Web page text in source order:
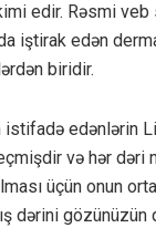
edir. Rəsmi
iştirak edən
biridir.
istifadə edənlərin
və hər dəri
üçün onun
dərini gözünüzün